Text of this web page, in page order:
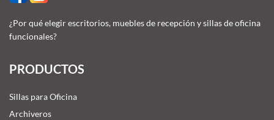
¿Por qué elegir escritorios, muebles de recepción y sillas de oficina
funcionales?
PRODUCTOS
Sillas para Oficina
Archiveros